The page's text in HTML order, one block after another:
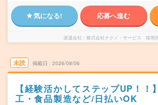
気になる! 応募へ進む
派遣会社 株式会社テクノ・サービス 採用
未読 掲載日 2026/08/06
【経験活かしてステップUP！！
工・食品製造など/日払いOK